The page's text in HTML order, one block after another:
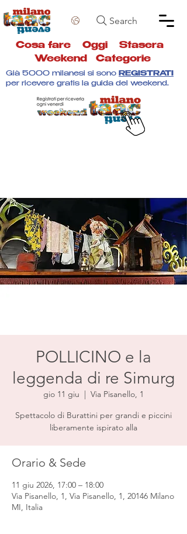
Search
Cosa fare Oggi Stasera
Weekend
Categorie
Già 5000 milanesi si sono REGISTRATI
per ricevere gratis la guida del weekend.
POLLICINO e la
leggenda di re Simurg
gio 11 giu
  |
Via Pisanello, 1
Spettacolo di Burattini per grandi e piccini
liberamente ispirato alla
Orario & Sede
11 giu 2026, 17:00 – 18:00
Via Pisanello, 1, Via Pisanello, 1, 20146 Milano
MI, Italia